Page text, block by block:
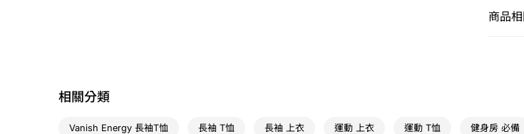
宅配
商品
相關分類
Vanish Energy 長袖T恤 長袖 T恤 長袖 上衣 運動 上衣 運動 T恤 健身房 必備